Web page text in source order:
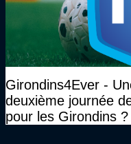
Girondins4Ever -
deuxième journée
pour les Girondins ?